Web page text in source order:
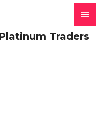
Traders